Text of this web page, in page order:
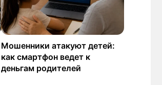
Мошенники атакуют детей:
как смартфон ведет к
деньгам родителей